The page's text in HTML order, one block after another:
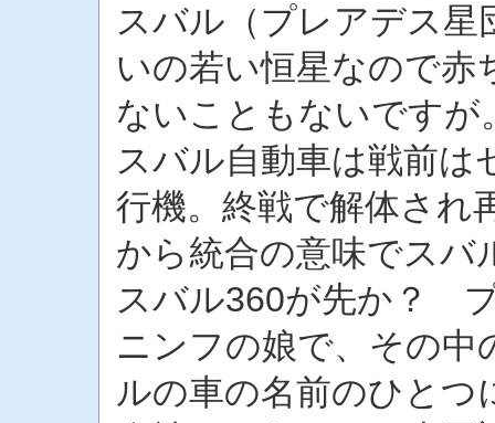
スバル（プレアデス星
いの若い恒星なので赤
ないこともないですが
スバル自動車は戦前は
行機。終戦で解体され
から統合の意味でスバ
スバル360が先か？
ニンフの娘で、その中
ルの車の名前のひとつ